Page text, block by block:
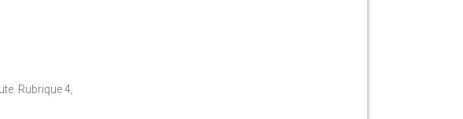
Rubrique 4,